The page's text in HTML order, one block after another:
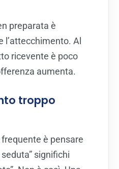
preparata è
l’attecchimento. Al
ricevente è poco
aumenta.
troppo
è pensare
significhi